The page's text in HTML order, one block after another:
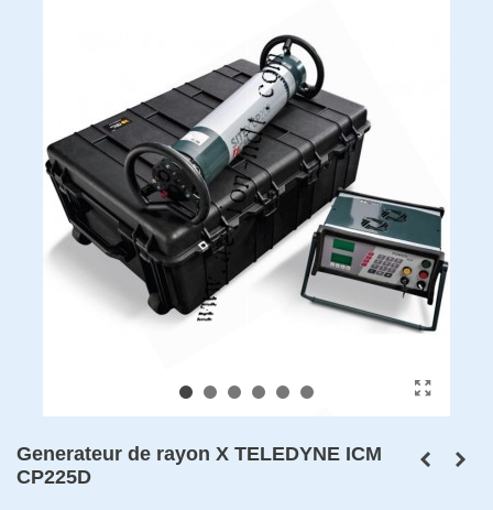
Generateur de rayon X TELEDYNE ICM
CP225D